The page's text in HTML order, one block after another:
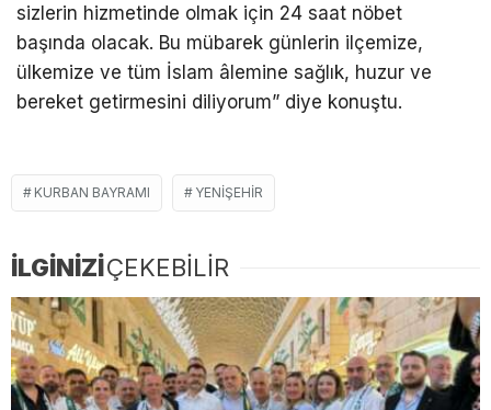
sizlerin hizmetinde olmak için 24 saat nöbet
başında olacak. Bu mübarek günlerin ilçemize,
ülkemize ve tüm İslam âlemine sağlık, huzur ve
bereket getirmesini diliyorum” diye konuştu.
KURBAN BAYRAMI YENIŞEHIR
İLGİNİZİÇEKEBİLİR